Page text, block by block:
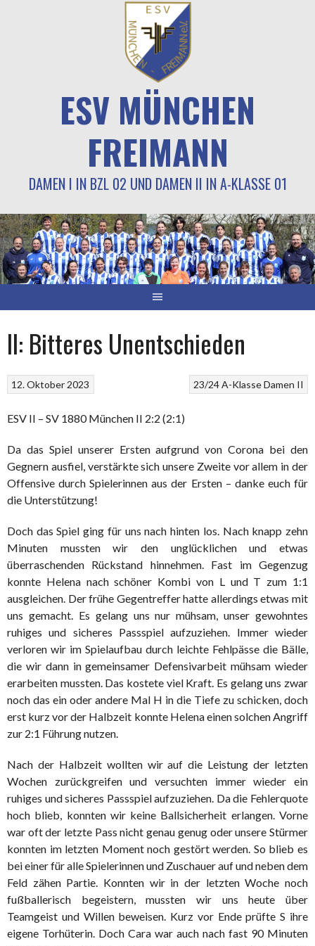
ESV MÜNCHEN
FREIMANN
DAMEN I IN BZL 02 UND DAMEN II IN A-KLASSE 01
II: Bitteres Unentschieden
23/24A-KlasseDamen II
12. Oktober 2023
ESV II – SV 1880 München II 2:2 (2:1)
Da das Spiel unserer Ersten aufgrund von Corona bei den
Gegnern ausfiel, verstärkte sich unsere Zweite vor allem in der
Offensive durch Spielerinnen aus der Ersten – danke euch für
die Unterstützung!
Doch das Spiel ging für uns nach hinten los. Nach knapp zehn
Minuten mussten wir den unglücklichen und etwas
überraschenden Rückstand hinnehmen. Fast im Gegenzug
konnte Helena nach schöner Kombi von L und T zum 1:1
ausgleichen. Der frühe Gegentreffer hatte allerdings etwas mit
uns gemacht. Es gelang uns nur mühsam, unser gewohntes
ruhiges und sicheres Passspiel aufzuziehen. Immer wieder
verloren wir im Spielaufbau durch leichte Fehlpässe die Bälle,
die wir dann in gemeinsamer Defensivarbeit mühsam wieder
erarbeiten mussten. Das kostete viel Kraft. Es gelang uns zwar
noch das ein oder andere Mal H in die Tiefe zu schicken, doch
erst kurz vor der Halbzeit konnte Helena einen solchen Angriff
zur 2:1 Führung nutzen.
Nach der Halbzeit wollten wir auf die Leistung der letzten
Wochen zurückgreifen und versuchten immer wieder ein
ruhiges und sicheres Passspiel aufzuziehen. Da die Fehlerquote
hoch blieb, konnten wir keine Ballsicherheit erlangen. Vorne
war oft der letzte Pass nicht genau genug oder unsere Stürmer
konnten im letzten Moment noch gestört werden. So blieb es
bei einer für alle Spielerinnen und Zuschauer auf und neben dem
Feld zähen Partie. Konnten wir in der letzten Woche noch
fußballerisch begeistern, mussten wir uns heute über
Teamgeist und Willen beweisen. Kurz vor Ende prüfte S ihre
eigene Torhüterin. Doch Cara war auch nach fast 90 Minuten